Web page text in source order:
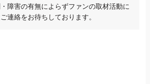
障害の有無によらずファンの取材活動に
連絡をお待ちしております。